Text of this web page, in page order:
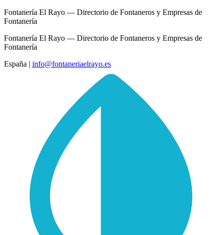
Fontanería El Rayo — Directorio de Fontaneros y Empresas de
Fontanería
Fontanería El Rayo — Directorio de Fontaneros y Empresas de
Fontanería
España | info@fontaneriaelrayo.es